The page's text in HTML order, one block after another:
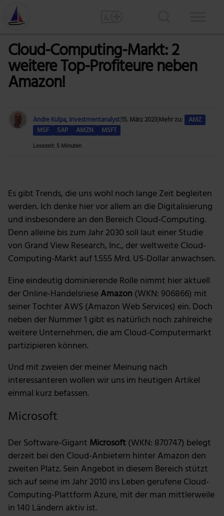
Cloud-Computing-Markt: 2
weitere Top-Profiteure neben
Amazon!
Andre Kulpa, Investmentanalyst15. März 2023Mehr zu: AMZ
MSF
SAP AMZN MSFT
Lesezeit: 5 Minuten
Es gibt Trends, die uns wohl noch lange Zeit begleiten
werden. Ich denke hier vor allem an die Digitalisierung
und insbesondere an den Bereich Cloud-Computing.
Denn alleine bis zum Jahr 2030 soll laut einer Studie
von Grand View Research, Inc., der weltweite Cloud-
Computing-Markt auf 1.555 Mrd. US-Dollar anwachsen.
Eine eindeutig dominierende Rolle nimmt hier aktuell
der Online-HandelsrieseAmazon (WKN: 906866) mit
seiner Tochter AWS (Amazon Web Services) ein. Doch
neben der Nummer 1 gibt es natürlich noch zahlreiche
weitere Unternehmen, die am Cloud-Computermarkt
partizipieren können.
Und mit zweien der meiner Meinung nach
interessanteren wollen wir uns im heutigen Artikel
einmal kurz befassen.
Microsoft
Der Software-Gigant Microsoft(WKN: 870747) belegt
derzeit bei den Cloud-Anbietern hinter Amazon den
zweiten Platz. Sein Angebot in diesem Bereich stützt
sich auf seine im Jahr 2010 ins Leben gerufene Cloud-
Computing-Plattform Azure, mit der man mittlerweile
in 140 Ländern aktiv ist.